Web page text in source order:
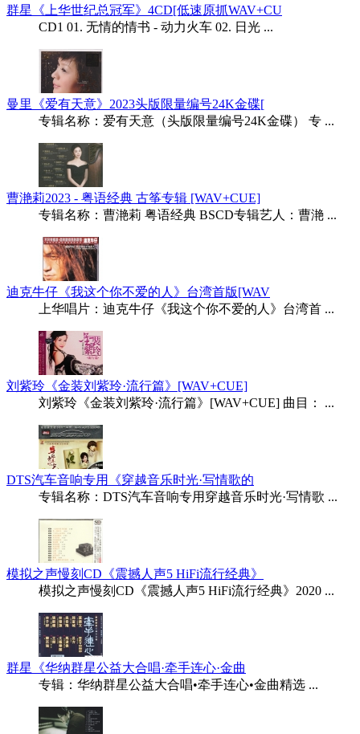
群星《上华世纪总冠军》4CD[低速原抓WAV+CU
CD1 01. 无情的情书 - 动力火车 02. 日光 ...
曼里《爱有天意》2023头版限量编号24K金碟[
专辑名称：爱有天意（头版限量编号24K金碟） 专 ...
曹滟莉2023 - 粤语经典 古筝专辑 [WAV+CUE]
专辑名称：曹滟莉 粤语经典 BSCD专辑艺人：曹滟 ...
迪克牛仔《我这个你不爱的人》台湾首版[WAV
上华唱片：迪克牛仔《我这个你不爱的人》台湾首 ...
刘紫玲《金装刘紫玲·流行篇》[WAV+CUE]
刘紫玲《金装刘紫玲·流行篇》[WAV+CUE] 曲目： ...
DTS汽车音响专用《穿越音乐时光·写情歌的
专辑名称：DTS汽车音响专用穿越音乐时光·写情歌 ...
模拟之声慢刻CD《震撼人声5 HiFi流行经典》
模拟之声慢刻CD《震撼人声5 HiFi流行经典》2020 ...
群星《华纳群星公益大合唱·牵手连心·金曲
专辑：华纳群星公益大合唱•牵手连心•金曲精选 ...